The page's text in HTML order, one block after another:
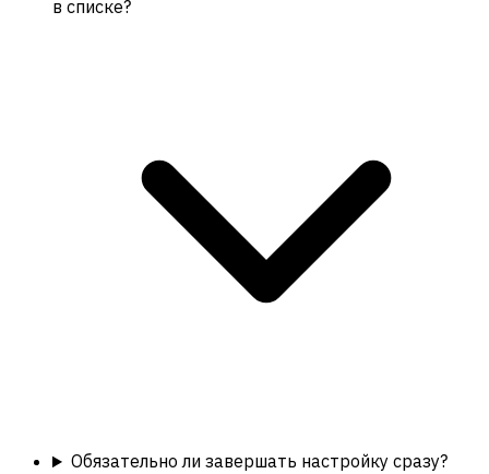
в списке?
Обязательно ли завершать настройку сразу?